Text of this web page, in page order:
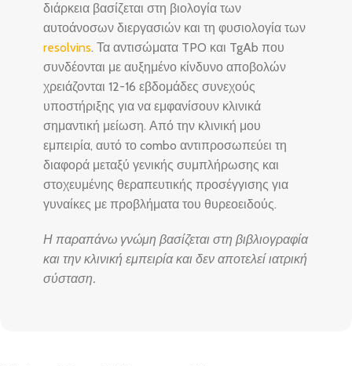
διάρκεια βασίζεται στη βιολογία των
αυτοάνοσων διεργασιών και τη φυσιολογία των
resolvins. Τα αντισώματα TPO και TgAb που
συνδέονται με αυξημένο κίνδυνο αποβολών
χρειάζονται 12-16 εβδομάδες συνεχούς
υποστήριξης για να εμφανίσουν κλινικά
σημαντική μείωση. Από την κλινική μου
εμπειρία, αυτό το combo αντιπροσωπεύει τη
διαφορά μεταξύ γενικής συμπλήρωσης και
στοχευμένης θεραπευτικής προσέγγισης για
γυναίκες με προβλήματα του θυρεοειδούς.
Η παραπάνω γνώμη βασίζεται στη βιβλιογραφία
και την κλινική εμπειρία και δεν αποτελεί ιατρική
σύσταση.